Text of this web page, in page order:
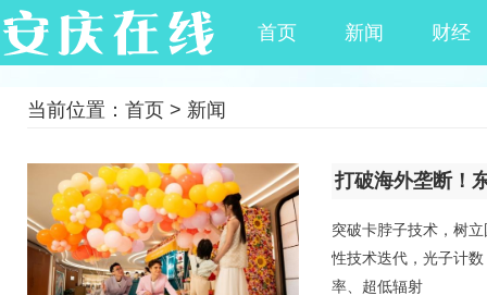
首页 新闻 财经
当前位置： 首页 > 新闻
打破海外垄断！
突破卡脖子技术，树
性技术迭代，光子计
率、超低辐射